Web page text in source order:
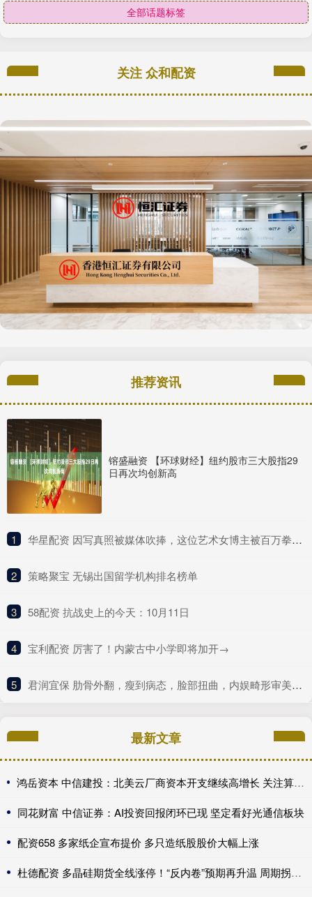
全部话题标签
关注 众和配资
推荐资讯
镕盛融资 【环球财经】纽约股市三大股指29
日再次均创新高
1 ​华星配资 因写真照被媒体吹捧，这位艺术女博主被百万拳迷称为UFC传奇？
2 ​策略聚宝 无锡出国留学机构排名榜单
3 ​58配资 抗战史上的今天：10月11日
4 ​宝利配资 厉害了！内蒙古中小学即将加开→
5 ​君润宜保 肋骨外翻，瘦到病态，脸部扭曲，内娱畸形审美什么时候是个头
最新文章
鸿岳资本 中信建投：北美云厂商资本开支继续高增长 关注算力超跌与高股息标的
同花财富 中信证券：AI投资回报闭环已现 坚定看好光通信板块
配资658 多家纸企宣布提价 多只造纸股股价大幅上涨
杜德配资 多晶硅期货全线涨停！“反内卷”预期再升温 周期拐点来了？